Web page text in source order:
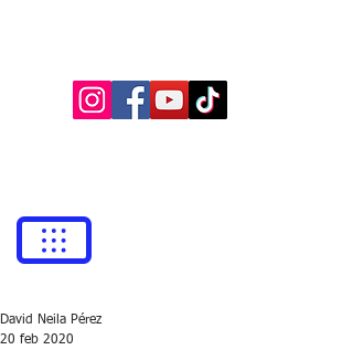
David Neila Pérez
20 feb 2020